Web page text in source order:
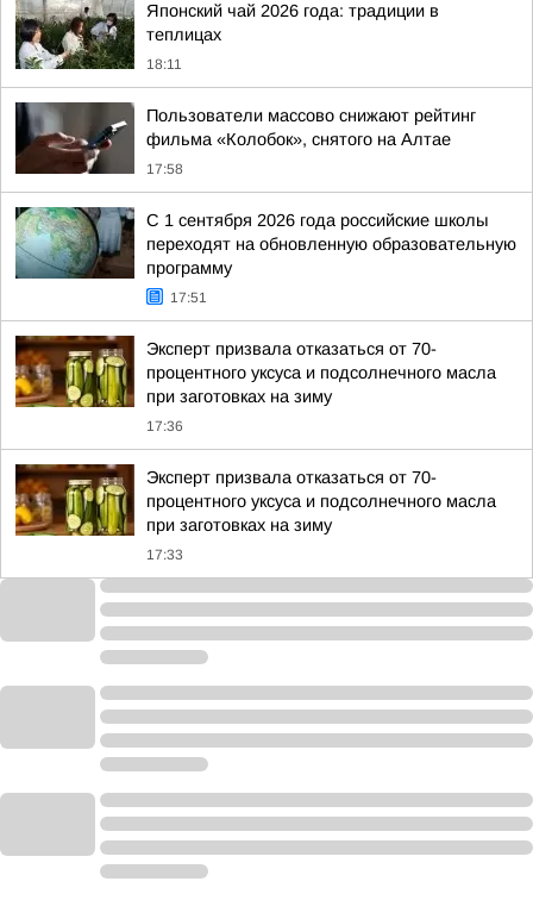
Японский чай 2026 года: традиции в
теплицах
18:11
Пользователи массово снижают рейтинг
фильма «Колобок», снятого на Алтае
17:58
С 1 сентября 2026 года российские школы
переходят на обновленную образовательную
программу
17:51
Эксперт призвала отказаться от 70-
процентного уксуса и подсолнечного масла
при заготовках на зиму
17:36
Эксперт призвала отказаться от 70-
процентного уксуса и подсолнечного масла
при заготовках на зиму
17:33